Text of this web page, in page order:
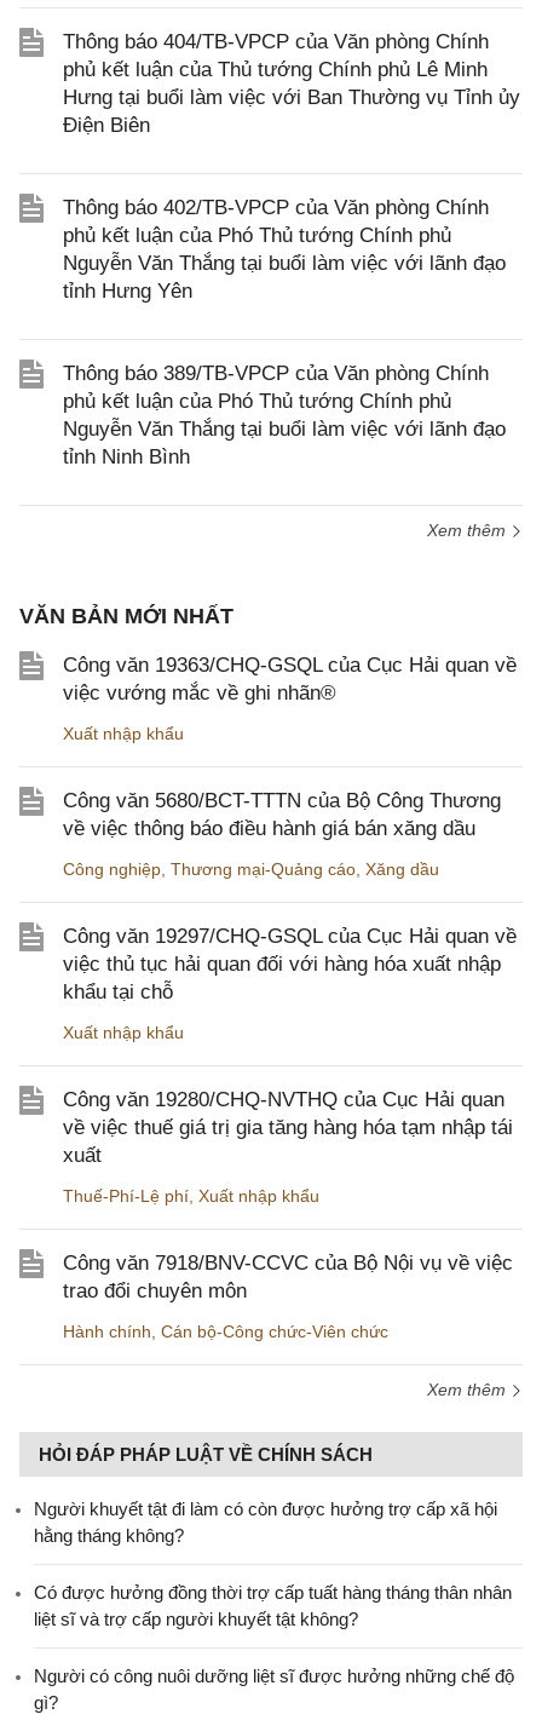
Thông báo 404/TB-VPCP của Văn phòng Chính
phủ kết luận của Thủ tướng Chính phủ Lê Minh
Hưng tại buổi làm việc với Ban Thường vụ Tỉnh ủy
Điện Biên
Thông báo 402/TB-VPCP của Văn phòng Chính
phủ kết luận của Phó Thủ tướng Chính phủ
Nguyễn Văn Thắng tại buổi làm việc với lãnh đạo
tỉnh Hưng Yên
Thông báo 389/TB-VPCP của Văn phòng Chính
phủ kết luận của Phó Thủ tướng Chính phủ
Nguyễn Văn Thắng tại buổi làm việc với lãnh đạo
tỉnh Ninh Bình
Xem thêm
VĂN BẢN MỚI NHẤT
Công văn 19363/CHQ-GSQL của Cục Hải quan về
việc vướng mắc về ghi nhãn®
Xuất nhập khẩu
Công văn 5680/BCT-TTTN của Bộ Công Thương
về việc thông báo điều hành giá bán xăng dầu
Công nghiệp Thương mại-Quảng cáo Xăng dầu
Công văn 19297/CHQ-GSQL của Cục Hải quan về
việc thủ tục hải quan đối với hàng hóa xuất nhập
khẩu tại chỗ
Xuất nhập khẩu
Công văn 19280/CHQ-NVTHQ của Cục Hải quan
về việc thuế giá trị gia tăng hàng hóa tạm nhập tái
xuất
Thuế-Phí-Lệ phí Xuất nhập khẩu
Công văn 7918/BNV-CCVC của Bộ Nội vụ về việc
trao đổi chuyên môn
Hành chính Cán bộ-Công chức-Viên chức
Xem thêm
HỎI ĐÁP PHÁP LUẬT VỀ CHÍNH SÁCH
Người khuyết tật đi làm có còn được hưởng trợ cấp xã hội
hằng tháng không?
​Có được hưởng đồng thời trợ cấp tuất hàng tháng thân nhân
liệt sĩ và trợ cấp người khuyết tật không?
Người có công nuôi dưỡng liệt sĩ được hưởng những chế độ
gì?